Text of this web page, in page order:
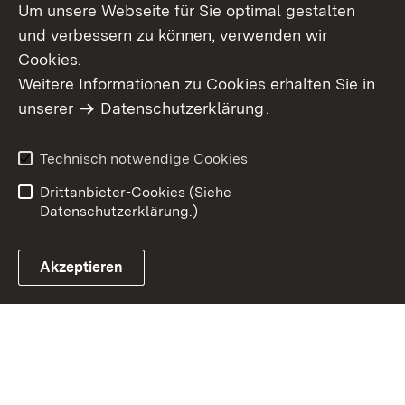
Benutzungshinweise
Erklärung zur
Um unsere Webseite für Sie optimal gestalten
und verbessern zu können, verwenden wir
Cookies.
Weitere Informationen zu Cookies erhalten Sie in
unserer
Datenschutzerklärung.
Technisch notwendige Cookies
Drittanbieter-Cookies (Siehe
Datenschutzerklärung.)
Akzeptieren